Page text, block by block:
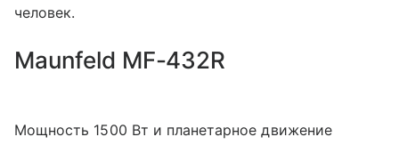
человек.
Maunfeld MF-432R
Мощность 1500 Вт и планетарное движение